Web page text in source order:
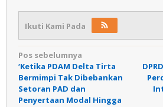
Ikuti Kami Pada
Navigasi
pos
Pos sebelumnya
‘Ketika PDAM Delta Tirta
Bermimpi Tak Dibebankan
Setoran PAD dan
Penyertaan Modal Hingga